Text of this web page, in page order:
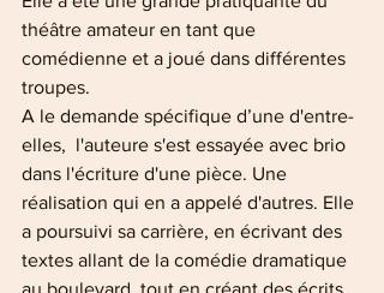
théâtre amateur en tant que
comédienne et a joué dans différentes
troupes.
A le demande spécifique d’une d'entre-
elles,  l'auteure s'est essayée avec brio
dans l'écriture d'une pièce. Une
réalisation qui en a appelé d'autres. Elle
a poursuivi sa carrière, en écrivant des
textes allant de la comédie dramatique
au boulevard, tout en créant des écrits